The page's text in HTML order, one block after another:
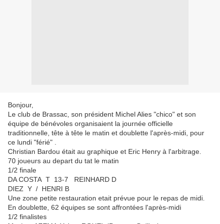
Bonjour,
Le club de Brassac, son président Michel Alies "chico" et son
équipe de bénévoles organisaient la journée officielle
traditionnelle, tête à tête le matin et doublette l'après-midi, pour
ce lundi "férié" .
Christian Bardou était au graphique et Eric Henry à l'arbitrage.
70 joueurs au depart du tat le matin
1/2 finale
DA COSTA T 13-7 REINHARD D
DIEZ Y / HENRI B
Une zone petite restauration etait prévue pour le repas de midi.
En doublette, 62 équipes se sont affrontées l'après-midi
1/2 finalistes